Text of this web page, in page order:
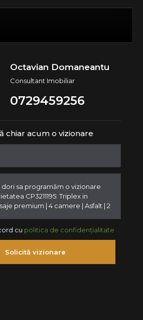
Octavian Domaneantu
Consultant Imobiliar
0729459256
chiar acum o vizionare
cu politica de confidențialitate
Solicită vizionare